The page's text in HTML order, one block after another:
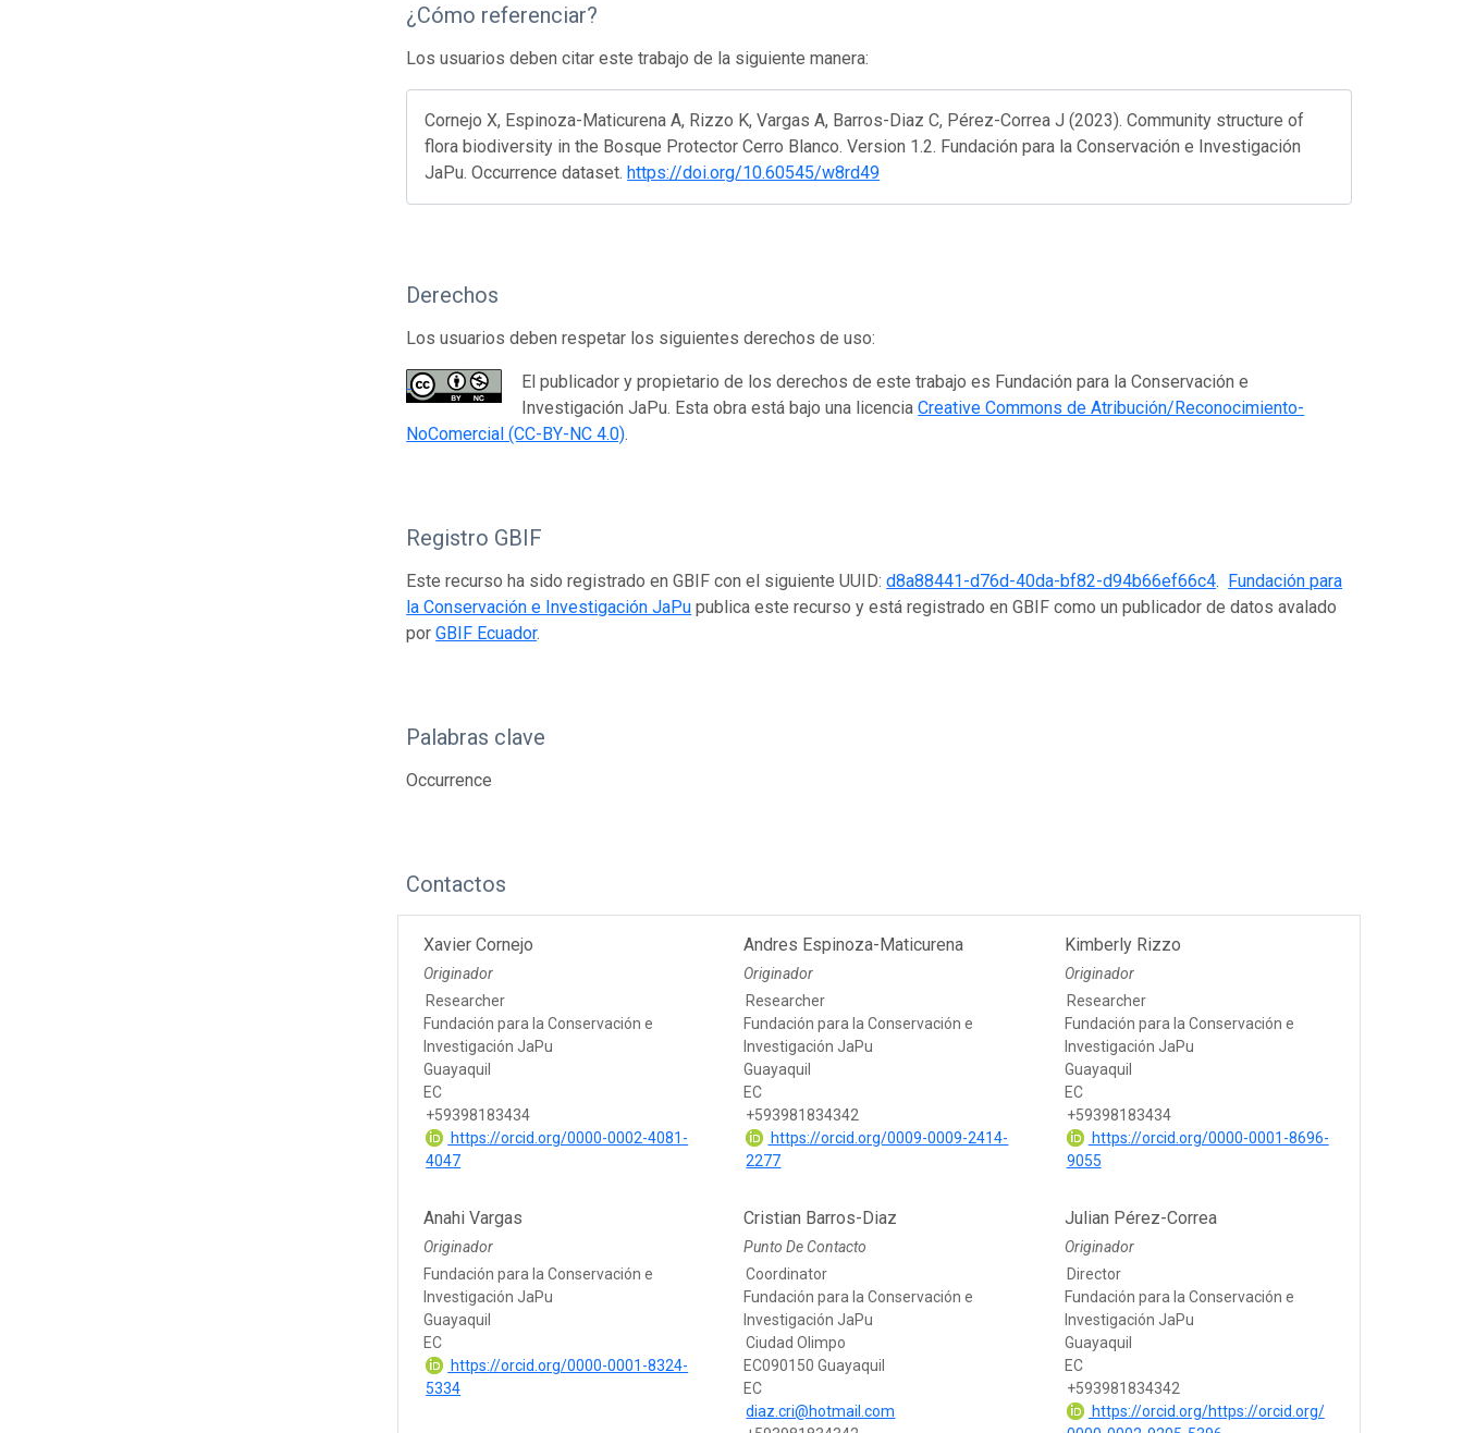
¿Cómo referenciar?
Los usuarios deben citar este trabajo de la siguiente manera:
Cornejo X, Espinoza-Maticurena A, Rizzo K, Vargas A, Barros-Diaz C, Pérez-Correa J (2023). Community structure of
flora biodiversity in the Bosque Protector Cerro Blanco. Version 1.2. Fundación para la Conservación e Investigación
JaPu. Occurrence dataset.https://doi.org/10.60545/w8rd49
Derechos
Los usuarios deben respetar los siguientes derechos de uso:
El publicador y propietario de los derechos de este trabajo es Fundación para la Conservación e
Investigación JaPu. Esta obra está bajo una licenciaCreative Commons de Atribución/Reconocimiento-
NoComercial (CC-BY-NC 4.0).
Registro GBIF
Este recurso ha sido registrado en GBIF con el siguiente UUID:d8a88441-d76d-40da-bf82-d94b66ef66c4. Fundación para
la Conservación e Investigación JaPu publica este recurso y está registrado en GBIF como un publicador de datos avalado
porGBIF Ecuador.
Palabras clave
Occurrence
Contactos
Xavier Cornejo
Originador
Researcher
Fundación para la Conservación e
Investigación JaPu
Guayaquil
EC
+59398183434
https://orcid.org/0000-0002-4081-
4047
Andres Espinoza-Maticurena
Originador
Researcher
Fundación para la Conservación e
Investigación JaPu
Guayaquil
EC
+593981834342
https://orcid.org/0009-0009-2414-
2277
Kimberly Rizzo
Originador
Researcher
Fundación para la Conservación e
Investigación JaPu
Guayaquil
EC
+59398183434
https://orcid.org/0000-0001-8696-
9055
Anahi Vargas
Originador
Fundación para la Conservación e
Investigación JaPu
Guayaquil
EC
https://orcid.org/0000-0001-8324-
5334
Cristian Barros-Diaz
Punto De Contacto
Coordinator
Fundación para la Conservación e
Investigación JaPu
Ciudad Olimpo
EC090150 Guayaquil
EC
diaz.cri@hotmail.com
Julian Pérez-Correa
Originador
Director
Fundación para la Conservación e
Investigación JaPu
Guayaquil
EC
+593981834342
https://orcid.org/https://orcid.org/